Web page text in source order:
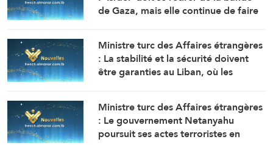
de Gaza, mais elle continue de faire
Ministre turc des Affaires étrangères
: La stabilité et la sécurité doivent
être garanties au Liban, où les
ont entraîné la mort et le
déplacement de milliers de
personnes
Ministre turc des Affaires étrangères
: Le gouvernement Netanyahu
poursuit ses actes terroristes en